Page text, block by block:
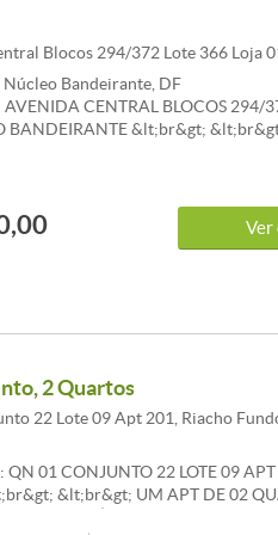
prévio aviso, no momento da
dos valores com o(a)
www.planoimoveis.com.br ou ligue
Blocos 294/372 Lote 366 Loja
Núcleo Bandeirante, DF
AVENIDA CENTRAL BLOCOS 294/
BANDEIRANTE &lt;br&gt;
IMÓVEIS LTDA. &lt;br&gt;
&lt;br&gt;
Ver
2 Quartos
22 Lote 09 Apt 201, Riacho
QN 01 CONJUNTO 22 LOTE 09
&lt;br&gt; UM APT DE 02